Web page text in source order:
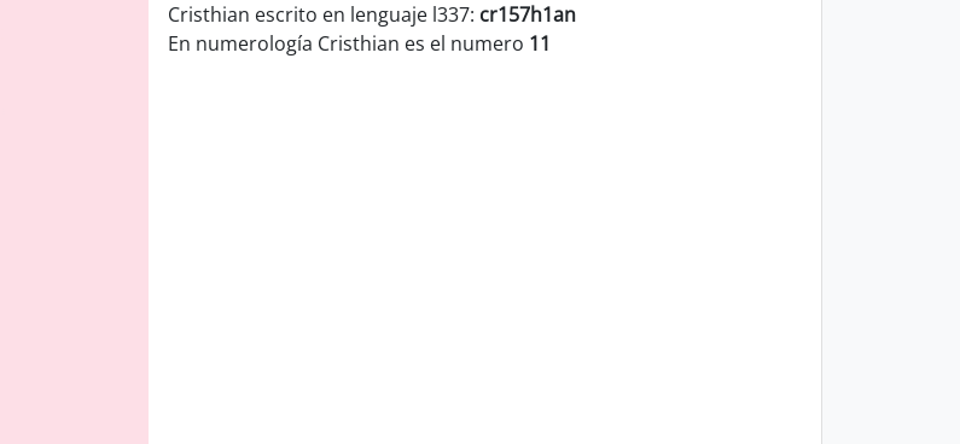
Cristhian escrito en lenguaje l337: cr157h1an
En numerología Cristhian es el numero 11